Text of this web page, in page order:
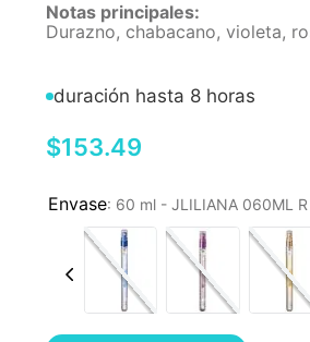
Notas principales:
Durazno, chabacano, violeta,
duración hasta 8 horas
$153.49
: 60 ml - JLILIANA 060ML